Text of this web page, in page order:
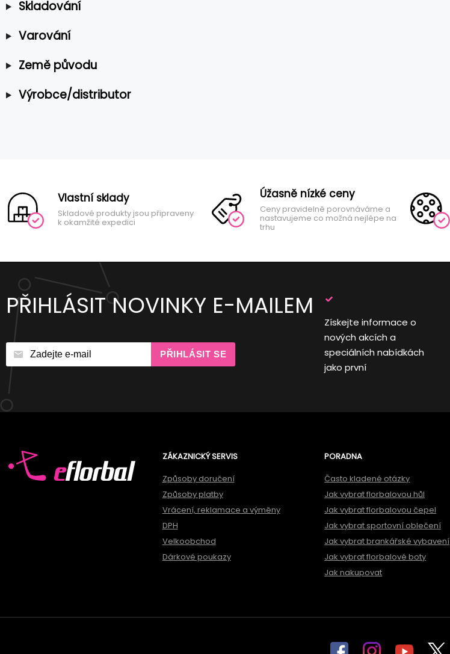
Skladování
Varování
Země původu
Výrobce/distributor
Vlastní sklady
Skladové produkty jsou připraveny
k okamžité expedici
Úžasně nízké ceny
Ceny pravidelně porovnáváme a
nastavujeme co možná nejlépe na
trhu
PŘIHLÁSIT NOVINKY E-MAILEM
PŘIHLÁSIT SE
Získejte informace o
nových akcích a
speciálních nabídkách
jako první
ZÁKAZNICKÝ SERVIS
Způsoby doručení
Způsoby platby
Vrácení, reklamace a výměny
DPH
Velkoobchod
Dárkové poukazy
PORADNA
Často kladené otázky
Jak vybrat florbalovou hůl
Jak vybrat florbalovou čepel
Jak vybrat sportovní oblečení
Jak vybrat brankářské vybavení
Jak vybrat florbalové boty
Jak nakupovat